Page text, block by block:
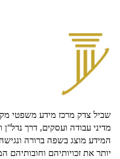
שביל צדק מרכז מידע משפטי
מדיני עבודה ועסקים, דרך נדל"ן
המידע מוצג בשפה ברורה
יותר את זכויותיהם